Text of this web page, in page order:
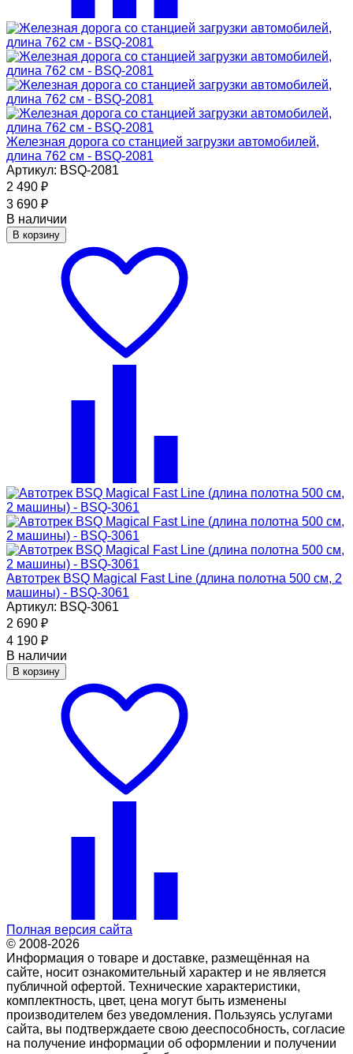
Железная дорога со станцией загрузки автомобилей,
длина 762 см - BSQ-2081
Артикул: BSQ-2081
2 490 ₽
3 690 ₽
В наличии
В корзину
Автотрек BSQ Magical Fast Line (длина полотна 500 см, 2
машины) - BSQ-3061
Артикул: BSQ-3061
2 690 ₽
4 190 ₽
В наличии
В корзину
Полная версия сайта
© 2008-2026
Информация о товаре и доставке, размещённая на
сайте, носит ознакомительный характер и не является
публичной офертой. Технические характеристики,
комплектность, цвет, цена могут быть изменены
производителем без уведомления. Пользуясь услугами
сайта, вы подтверждаете свою дееспособность, согласие
на получение информации об оформлении и получении